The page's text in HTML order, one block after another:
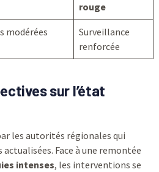
rouge
modérées
Surveillance
renforcée
sur l’état
les autorités régionales qui
actualisées. Face à une remontée
intenses, les interventions se